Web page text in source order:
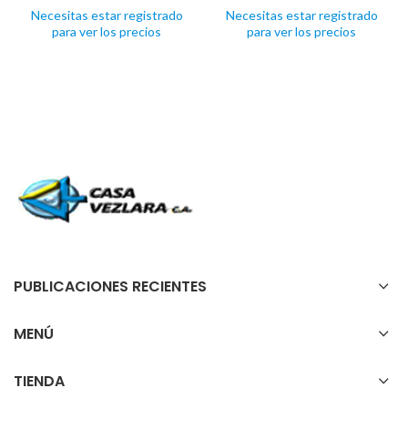
Necesitas estar registrado
para ver los precios
Necesitas estar registrado
para ver los precios
PUBLICACIONES RECIENTES
MENÚ
TIENDA